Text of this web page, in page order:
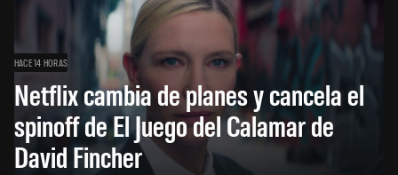
HACE 14 HORAS
Netflix cambia de planes y cancela el
spinoff de El Juego del Calamar de
David Fincher